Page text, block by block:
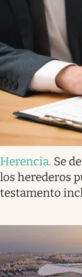
Herencia. Se
los herederos
testamento